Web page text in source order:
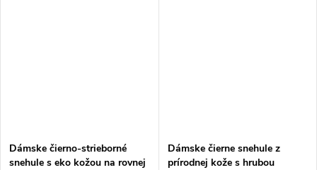
Dámske čierno-strieborné
snehule s eko kožou na rovnej
Dámske čierne snehule z
prírodnej kože s hrubou